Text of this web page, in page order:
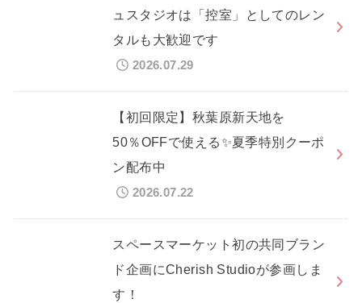
ュスタジオは「控室」としてのレン
タルも大歓迎です
2026.07.29
【初回限定】秋葉原新天地を
50％OFFで使える✨夏季特別クーポ
ン配布中
2026.07.22
スペースマーケット初の共同ブラン
ド企画にCherish Studioが参画しま
す！